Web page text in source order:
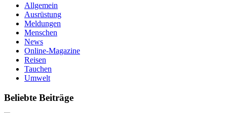
Allgemein
Ausrüstung
Meldungen
Menschen
News
Online-Magazine
Reisen
Tauchen
Umwelt
Beliebte Beiträge